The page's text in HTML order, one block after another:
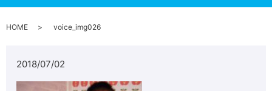
HOME voice_img026
2018/07/02